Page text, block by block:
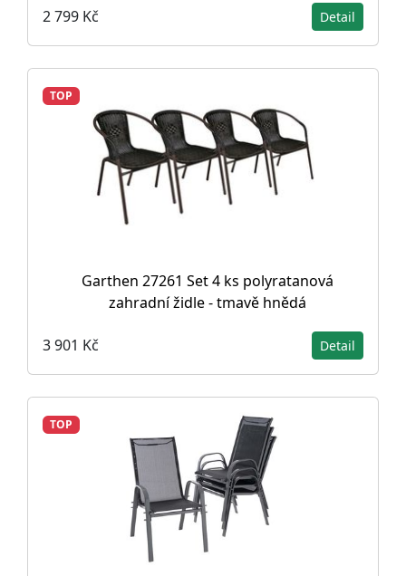
2 799 Kč Detail
TOP
Garthen 27261 Set 4 ks polyratanová
zahradní židle - tmavě hnědá
3 901 Kč Detail
TOP